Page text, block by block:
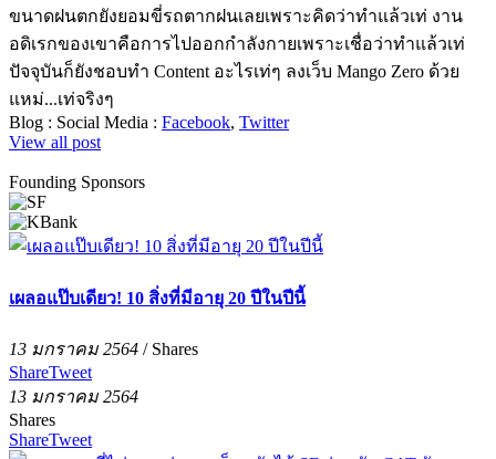
ขนาดฝนตกยังยอมขี่รถตากฝนเลยเพราะคิดว่าทำแล้วเท่ งาน
อดิเรกของเขาคือการไปออกกำลังกายเพราะเชื่อว่าทำแล้วเท่
ปัจจุบันก็ยังชอบทำ Content อะไรเท่ๆ ลงเว็บ Mango Zero ด้วย
แหม่...เท่จริงๆ
Blog : Social Media : Facebook, Twitter
View all post
Founding Sponsors
เผลอแป๊บเดียว! 10 สิ่งที่มีอายุ 20 ปีในปีนี้
13 มกราคม 2564 / Shares
ShareTweet
13 มกราคม 2564
Shares
ShareTweet